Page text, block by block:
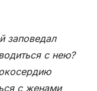
заповедал
с нею?
с женами